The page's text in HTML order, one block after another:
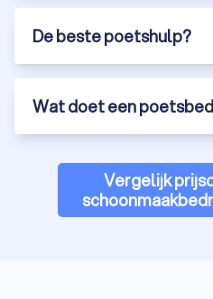
De beste poetshulp?
Wat doet een
Vergelijk